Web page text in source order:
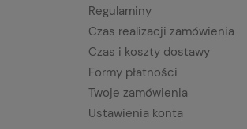
Regulaminy
Czas realizacji zamówienia
Czas i koszty dostawy
Formy płatności
Twoje zamówienia
Ustawienia konta